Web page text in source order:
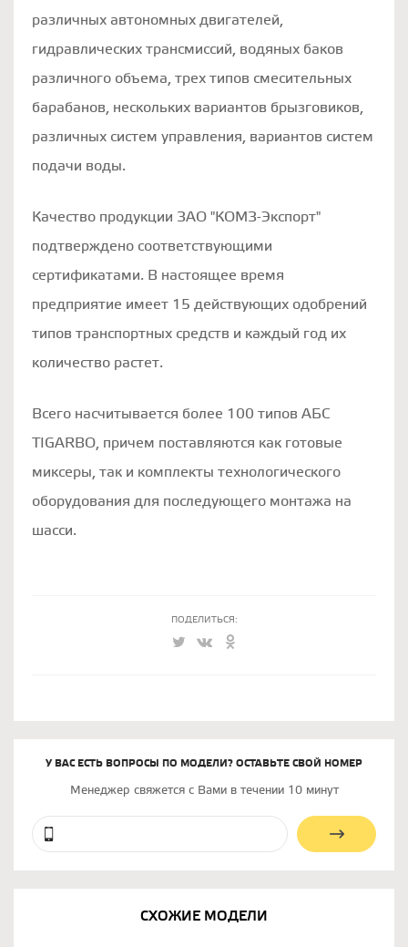
различных автономных двигателей,
гидравлических трансмиссий, водяных баков
различного объема, трех типов смесительных
барабанов, нескольких вариантов брызговиков,
различных систем управления, вариантов систем
подачи воды.
Качество продукции ЗАО "КОМЗ-Экспорт"
подтверждено соответствующими
сертификатами. В настоящее время
предприятие имеет 15 действующих одобрений
типов транспортных средств и каждый год их
количество растет.
Всего насчитывается более 100 типов АБС
TIGARBO, причем поставляются как готовые
миксеры, так и комплекты технологического
оборудования для последующего монтажа на
шасси.
ПОДЕЛИТЬСЯ:
У ВАС ЕСТЬ ВОПРОСЫ ПО МОДЕЛИ? ОСТАВЬТЕ СВОЙ НОМЕР
Менеджер свяжется с Вами в течении 10 минут
СХОЖИЕ МОДЕЛИ